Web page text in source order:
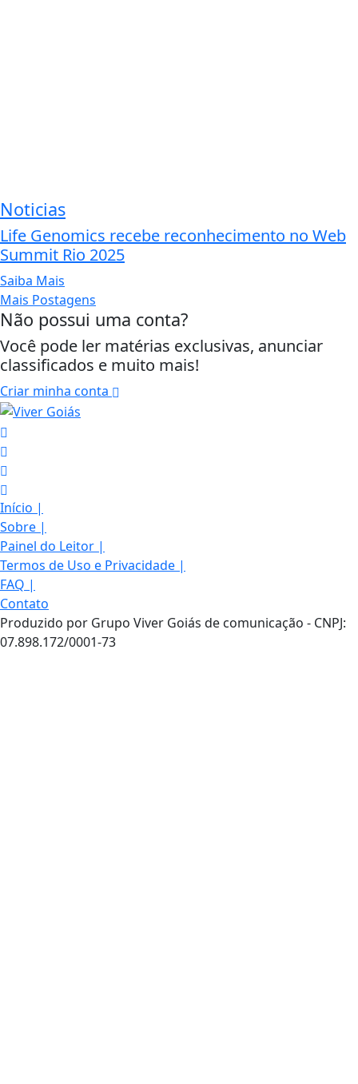
Noticias
Life Genomics recebe reconhecimento no Web
Summit Rio 2025
Saiba Mais
Mais Postagens
Não possui uma conta?
Você pode ler matérias exclusivas, anunciar
classificados e muito mais!
Criar minha conta
Início |
Sobre |
Painel do Leitor |
Termos de Uso e Privacidade |
FAQ |
Contato
Produzido por Grupo Viver Goiás de comunicação - CNPJ:
07.898.172/0001-73